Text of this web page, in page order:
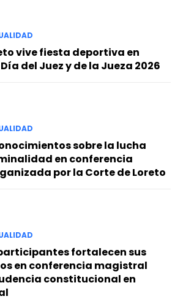
vive fiesta deportiva en
del Juez y de la Jueza 2026
sobre la lucha
en conferencia
por la Corte de Loreto
fortalecen sus
en conferencia magistral
constitucional en